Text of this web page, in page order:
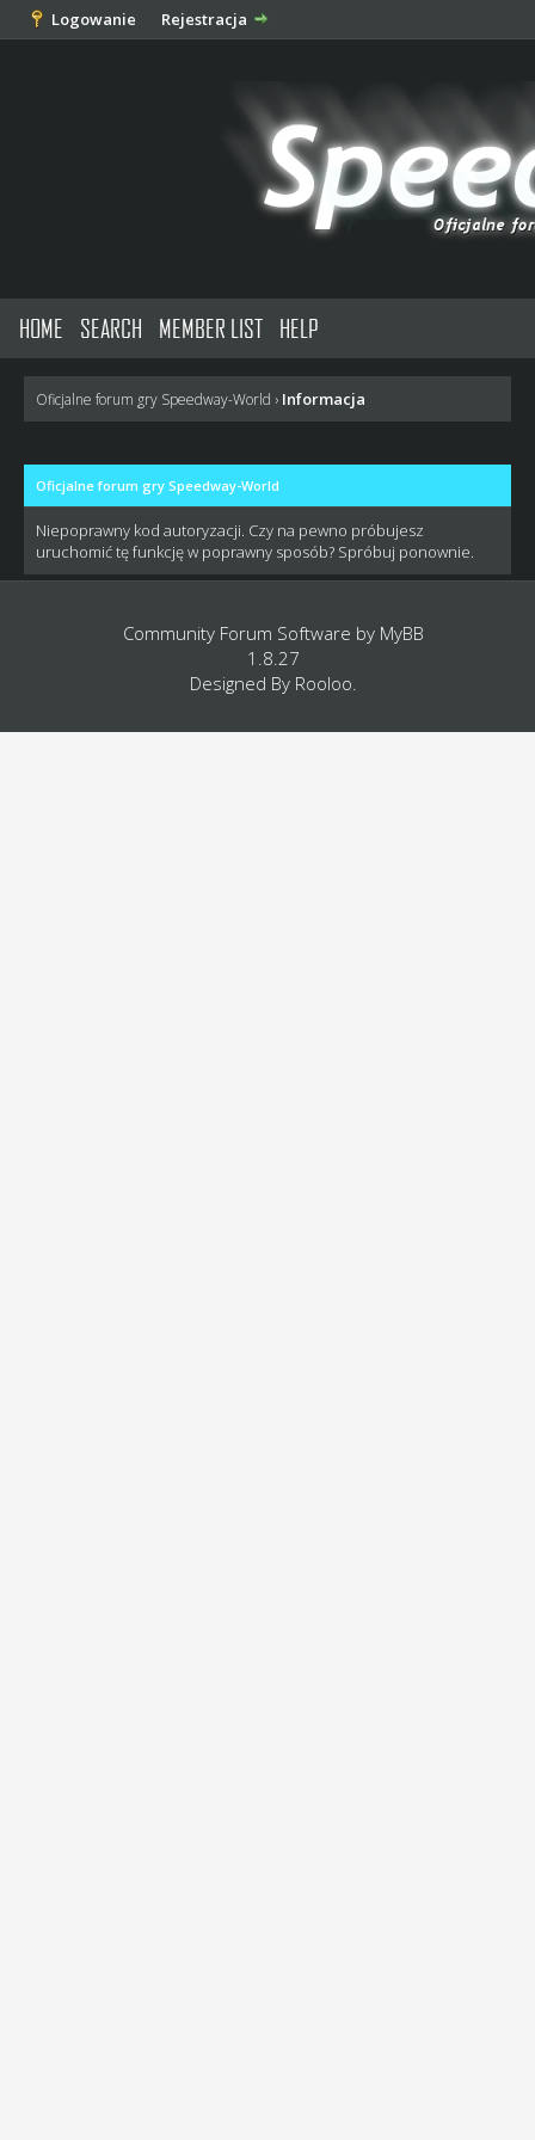
Logowanie Rejestracja
HOME SEARCH MEMBER LIST HELP
Oficjalne forum gry Speedway-World › Informacja
Oficjalne forum gry Speedway-World
Niepoprawny kod autoryzacji. Czy na pewno próbujesz
uruchomić tę funkcję w poprawny sposób? Spróbuj ponownie.
Community Forum Software by MyBB
1.8.27
Designed By Rooloo.